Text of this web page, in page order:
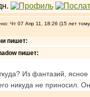
Чт 07 Апр 11, 18:26 (15 лет
пишет:
пишет:
Из фантазий,
никуда не приносил.